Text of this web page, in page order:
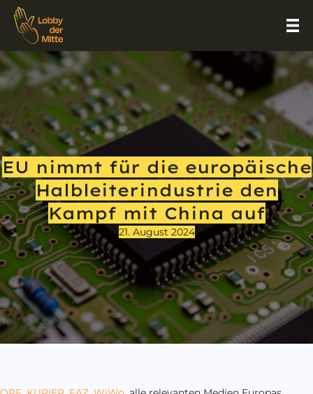
EU nimmt für die europäische
Halbleiterindustrie den
Kampf mit China auf
21. August 2024